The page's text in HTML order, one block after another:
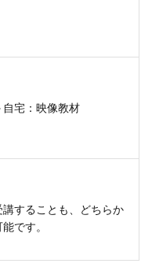
宅：映像教材
することも、どちらか
です。